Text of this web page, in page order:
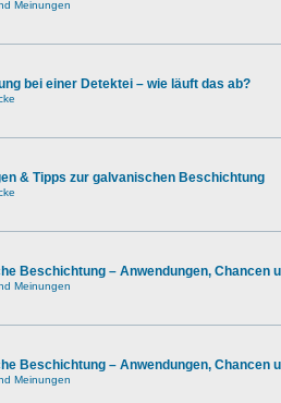
Meinungen
bei einer Detektei – wie läuft das ab?
& Tipps zur galvanischen Beschichtung
Beschichtung – Anwendungen, Chancen
Meinungen
Beschichtung – Anwendungen, Chancen
Meinungen